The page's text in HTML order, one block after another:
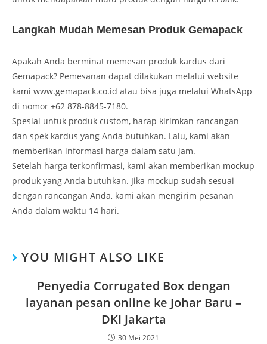
Langkah Mudah Memesan Produk Gemapack
Apakah Anda berminat memesan produk kardus dari
Gemapack? Pemesanan dapat dilakukan melalui website
kami www.gemapack.co.id atau bisa juga melalui WhatsApp
di nomor +62 878-8845-7180.
Spesial untuk produk custom, harap kirimkan rancangan
dan spek kardus yang Anda butuhkan. Lalu, kami akan
memberikan informasi harga dalam satu jam.
Setelah harga terkonfirmasi, kami akan memberikan mockup
produk yang Anda butuhkan. Jika mockup sudah sesuai
dengan rancangan Anda, kami akan mengirim pesanan
Anda dalam waktu 14 hari.
YOU MIGHT ALSO LIKE
Penyedia Corrugated Box dengan
layanan pesan online ke Johar Baru –
DKI Jakarta
30 Mei 2021